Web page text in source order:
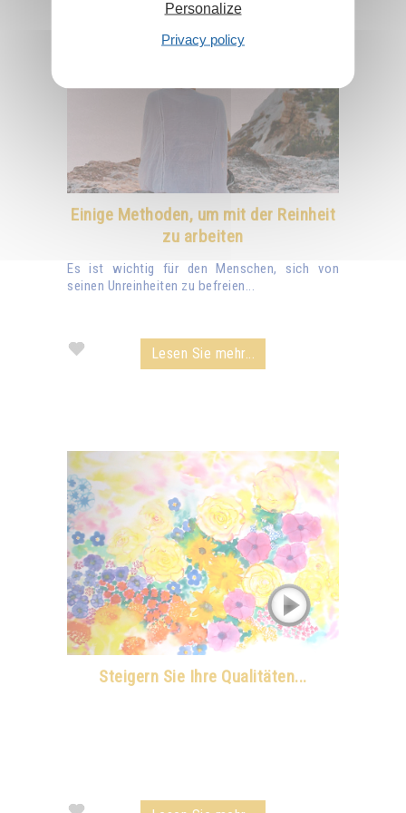
Einige Methoden, um mit der Reinheit
zu arbeiten
Es ist wichtig für den Menschen, sich von
seinen Unreinheiten zu befreien...
Lesen Sie mehr...
Steigern Sie Ihre Qualitäten...
Personalize
Privacy policy